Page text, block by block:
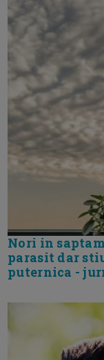
Nori in
parasit dar
puternica -